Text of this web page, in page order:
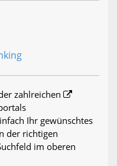
zahlreichen
Ihr gewünschtes
der richtigen
im oberen